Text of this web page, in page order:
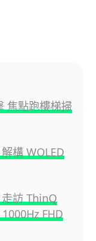
焦點跑樓梯掃
構 WOLED
訪 ThinQ
FHD